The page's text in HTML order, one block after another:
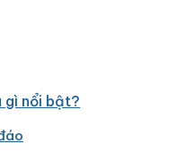
gì nổi bật?